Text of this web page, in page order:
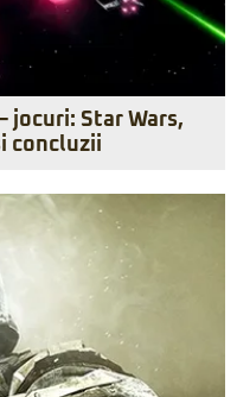
jocuri: Star Wars,
concluzii